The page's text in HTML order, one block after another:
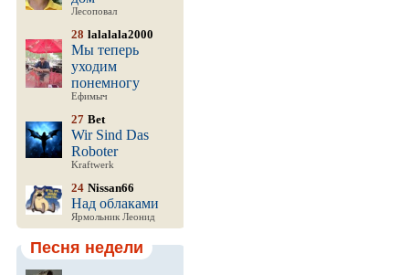
Лесоповал
28 lalalala2000
Мы теперь
уходим
понемногу
Ефимыч
27 Bet
Wir Sind Das
Roboter
Kraftwerk
24 Nissan66
Над облаками
Ярмольник Леонид
Песня недели